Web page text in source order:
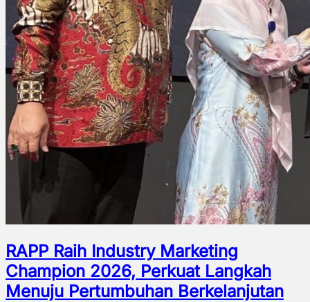
RAPP Raih Industry Marketing
Champion 2026, Perkuat Langkah
Menuju Pertumbuhan Berkelanjutan